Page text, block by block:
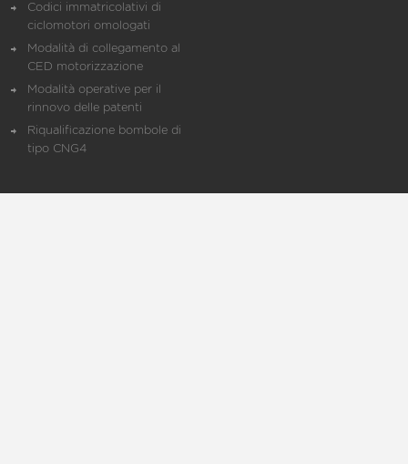
Codici immatricolativi di
ciclomotori omologati
Modalità di collegamento al
CED motorizzazione
Modalità operative per il
rinnovo delle patenti
Riqualificazione bombole di
tipo CNG4